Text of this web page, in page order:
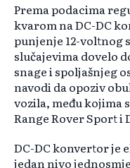
Prema podacima
kvarom na DC-DC
punjenje 12-voltnog
slučajevima dovelo
snage i spoljašnjeg
navodi da opoziv
vozila, među kojima
Range Rover Sport i
DC-DC konvertor je
jedan nivo